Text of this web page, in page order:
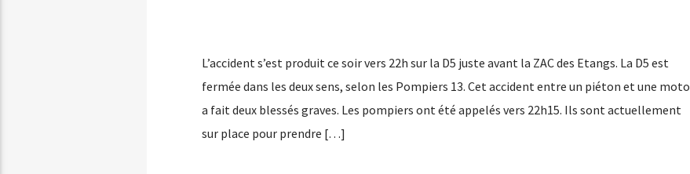
L’accident s’est produit ce soir vers 22h sur la D5 juste avant la ZAC des Etangs. La D5 est
fermée dans les deux sens, selon les Pompiers 13. Cet accident entre un piéton et une moto
a fait deux blessés graves. Les pompiers ont été appelés vers 22h15. Ils sont actuellement
sur place pour prendre […]